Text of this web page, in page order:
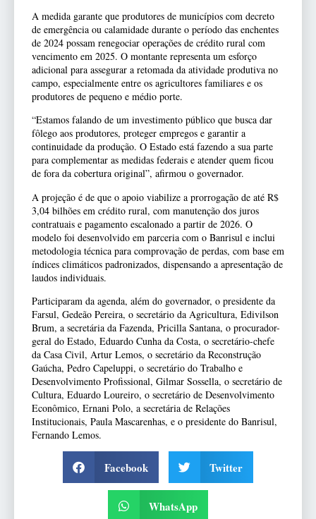
A medida garante que produtores de municípios com decreto
de emergência ou calamidade durante o período das enchentes
de 2024 possam renegociar operações de crédito rural com
vencimento em 2025. O montante representa um esforço
adicional para assegurar a retomada da atividade produtiva no
campo, especialmente entre os agricultores familiares e os
produtores de pequeno e médio porte.
“Estamos falando de um investimento público que busca dar
fôlego aos produtores, proteger empregos e garantir a
continuidade da produção. O Estado está fazendo a sua parte
para complementar as medidas federais e atender quem ficou
de fora da cobertura original”, afirmou o governador.
A projeção é de que o apoio viabilize a prorrogação de até R$
3,04 bilhões em crédito rural, com manutenção dos juros
contratuais e pagamento escalonado a partir de 2026. O
modelo foi desenvolvido em parceria com o Banrisul e inclui
metodologia técnica para comprovação de perdas, com base em
índices climáticos padronizados, dispensando a apresentação de
laudos individuais.
Participaram da agenda, além do governador, o presidente da
Farsul, Gedeão Pereira, o secretário da Agricultura, Edivilson
Brum, a secretária da Fazenda, Pricilla Santana, o procurador-
geral do Estado, Eduardo Cunha da Costa, o secretário-chefe
da Casa Civil, Artur Lemos, o secretário da Reconstrução
Gaúcha, Pedro Capeluppi, o secretário do Trabalho e
Desenvolvimento Profissional, Gilmar Sossella, o secretário de
Cultura, Eduardo Loureiro, o secretário de Desenvolvimento
Econômico, Ernani Polo, a secretária de Relações
Institucionais, Paula Mascarenhas, e o presidente do Banrisul,
Fernando Lemos.
Facebook Twitter
WhatsApp